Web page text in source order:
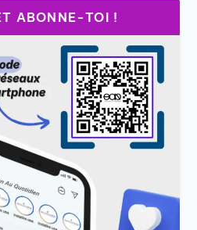
ABONNE-TOI !